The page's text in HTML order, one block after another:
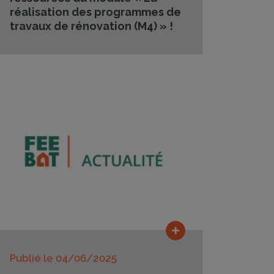
réalisation des programmes de
travaux de rénovation (M4) » !
Publié le 04/06/2025
Lire la suite